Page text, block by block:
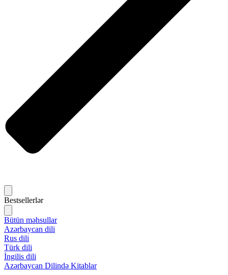
Bestsellerlər
Bütün məhsullar
Azərbaycan dili
Rus dili
Türk dili
İngilis dili
Azərbaycan Dilində Kitablar